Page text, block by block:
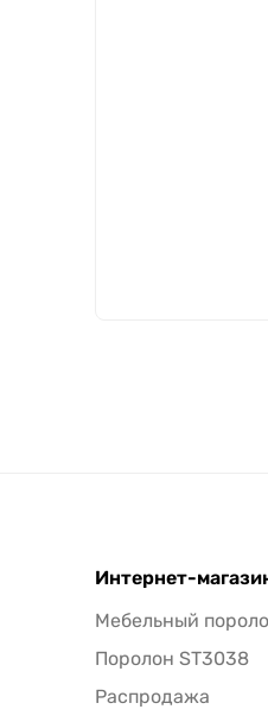
Интернет-
Мебельный
Поролон ST3038
Распродажа